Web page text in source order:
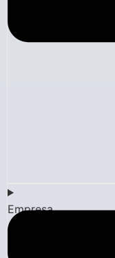
Empresa